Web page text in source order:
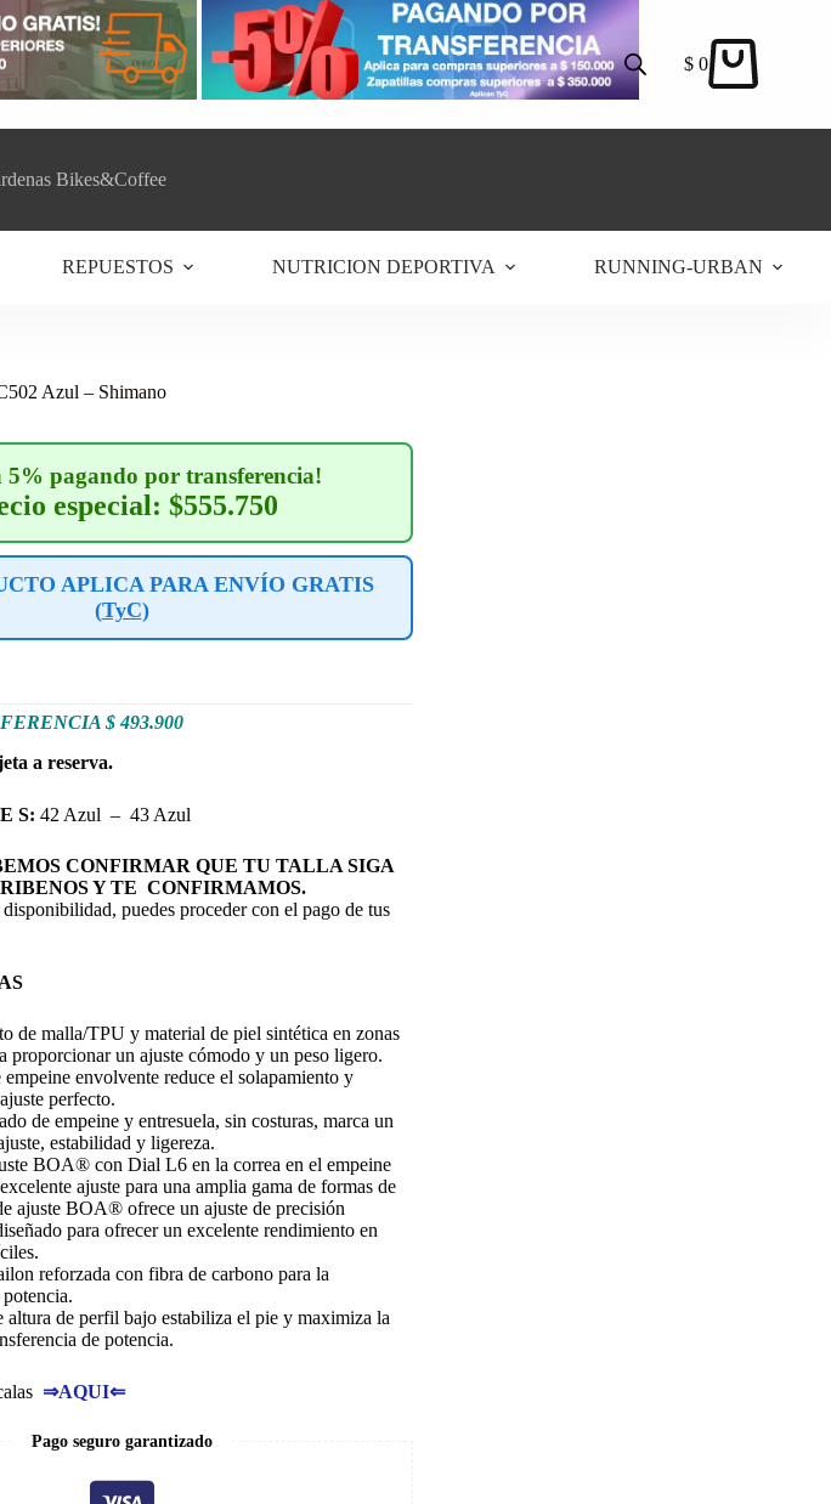
Carro
$ 0
Bikes&Coffee
REPUESTOS NUTRICION DEPORTIVA RUNNING-URBAN
Azul – Shimano
5% pagando por transferencia!
especial: $555.750
APLICA PARA ENVÍO GRATIS
(TyC)
$ 493.900
a reserva.
S: 42 Azul – 43 Azul
CONFIRMAR QUE TU TALLA SIGA
Y TE CONFIRMAMOS.
puedes proceder con el pago de tus
de malla/TPU y material de piel sintética en zonas
proporcionar un ajuste cómodo y un peso ligero.
empeine envolvente reduce el solapamiento y
perfecto.
de empeine y entresuela, sin costuras, marca un
estabilidad y ligereza.
BOA® con Dial L6 en la correa en el empeine
ajuste para una amplia gama de formas de
ajuste BOA® ofrece un ajuste de precisión
para ofrecer un excelente rendimiento en
reforzada con fibra de carbono para la
altura de perfil bajo estabiliza el pie y maximiza la
de potencia.
⇒AQUI⇐
Pago seguro garantizado